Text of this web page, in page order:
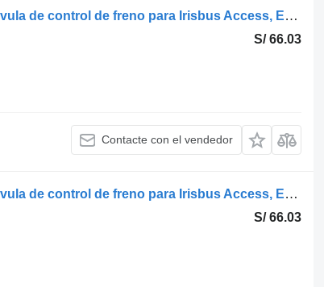
Knorr-Bremse otro (01.05-) 05040021113 válvula de control de freno para Irisbus Access, Evadys, Axer, Karosa, Recreo, Domino, Agora, Citelis, Eurorider (1999-) autobús
S/ 66.03
Contacte con el vendedor
Knorr-Bremse otro (01.05-) 05040021113 válvula de control de freno para Irisbus Access, Evadys, Axer, Karosa, Recreo, Domino, Agora, Citelis, Eurorider (1999-) autobús
S/ 66.03